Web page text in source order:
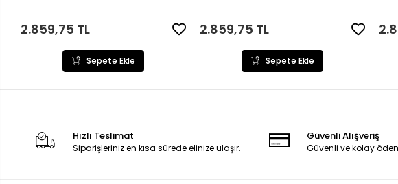
2.859,75 TL
Sepete Ekle
2.859,75 TL
Sepete Ekle
Hızlı Teslimat
Siparişleriniz en kısa sürede elinize ulaşır.
Güvenli Alışveriş
Güvenli ve kolay